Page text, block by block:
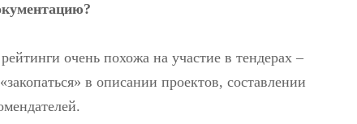
очень похожа на участие в тендерах –
в описании проектов, составлении